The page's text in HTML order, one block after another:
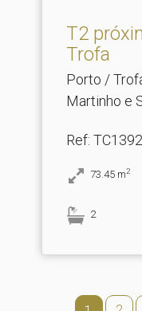
T2
Trofa
Porto /
Martinho e
Ref:
73.45 m2
2